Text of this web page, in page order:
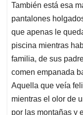
También está esa
pantalones
que apenas le
piscina mientras
familia, de sus
comen empanada
Aquella que veía
mientras el olor de
por las montañas y